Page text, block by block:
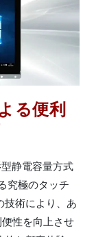
る便利
静電容量方式
究極のタッチ
技術により、あ
性を向上させ